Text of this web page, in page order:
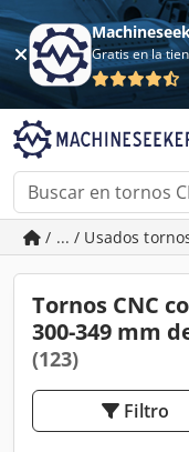
/ ... / Usados
Tornos CNC
300-349 mm
(123)
Filtro